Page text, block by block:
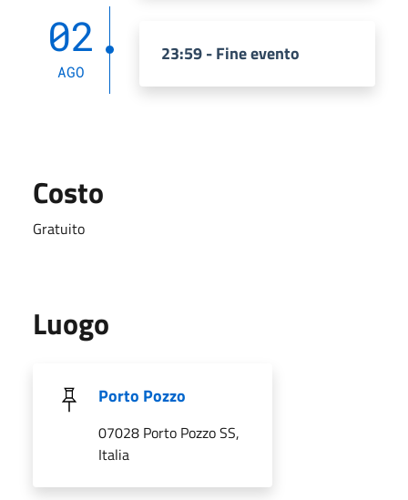
02
AGO
23:59 - Fine evento
Costo
Gratuito
Luogo
Porto Pozzo
07028 Porto Pozzo SS,
Italia